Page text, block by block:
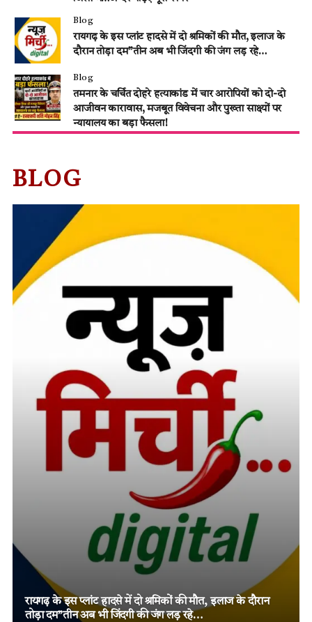
Blog
रायगढ़ के इस प्लांट हादसे में दो श्रमिकों की मौत, इलाज के
दौरान तोड़ा दम”तीन अब भी जिंदगी की जंग लड़ रहे…
Blog
तमनार के चर्चित दोहरे हत्याकांड में चार आरोपियों को दो-दो
आजीवन कारावास, मजबूत विवेचना और पुख्ता साक्ष्यों पर
न्यायालय का बड़ा फैसला!
BLOG
तमनार के चर्चित दोहरे हत्याकांड में चार आरोपियों को दो-दो आजीवन
कारावास, मजबूत विवेचना और पुख्ता साक्ष्यों पर न्यायालय का बड़ा
फैसला!